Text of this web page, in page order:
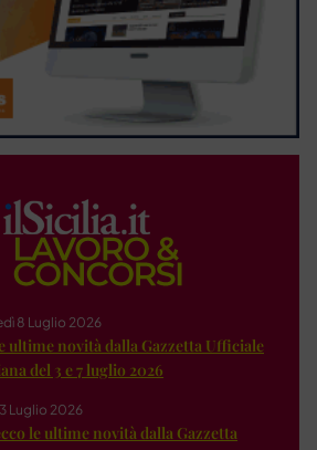
8 Luglio 2026
ultime novità dalla Gazzetta Ufficiale
del 3 e 7 luglio 2026
Luglio 2026
le ultime novità dalla Gazzetta